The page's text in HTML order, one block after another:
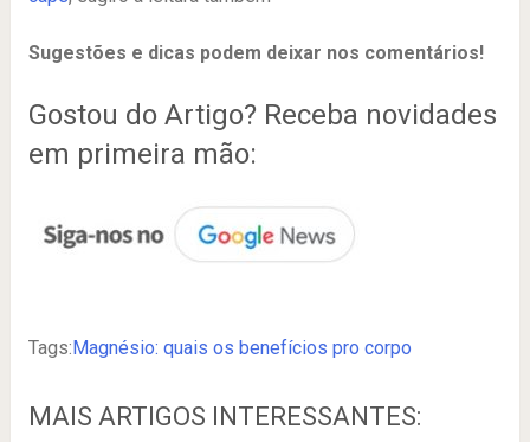
Sugestões e dicas podem deixar nos comentários!
Gostou do Artigo? Receba novidades
em primeira mão:
Tags:Magnésio: quais os benefícios pro corpo
MAIS ARTIGOS INTERESSANTES: